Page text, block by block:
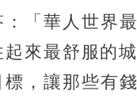
「華人世界
起來最舒服的
標，讓那些有